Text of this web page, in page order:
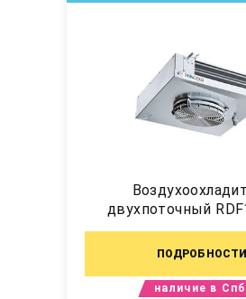
двухпоточный
ПОДРОБНОСТИ
наличие в Спб